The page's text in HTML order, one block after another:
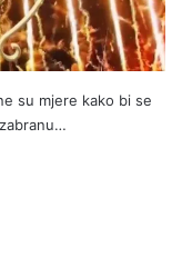
su mjere kako bi se